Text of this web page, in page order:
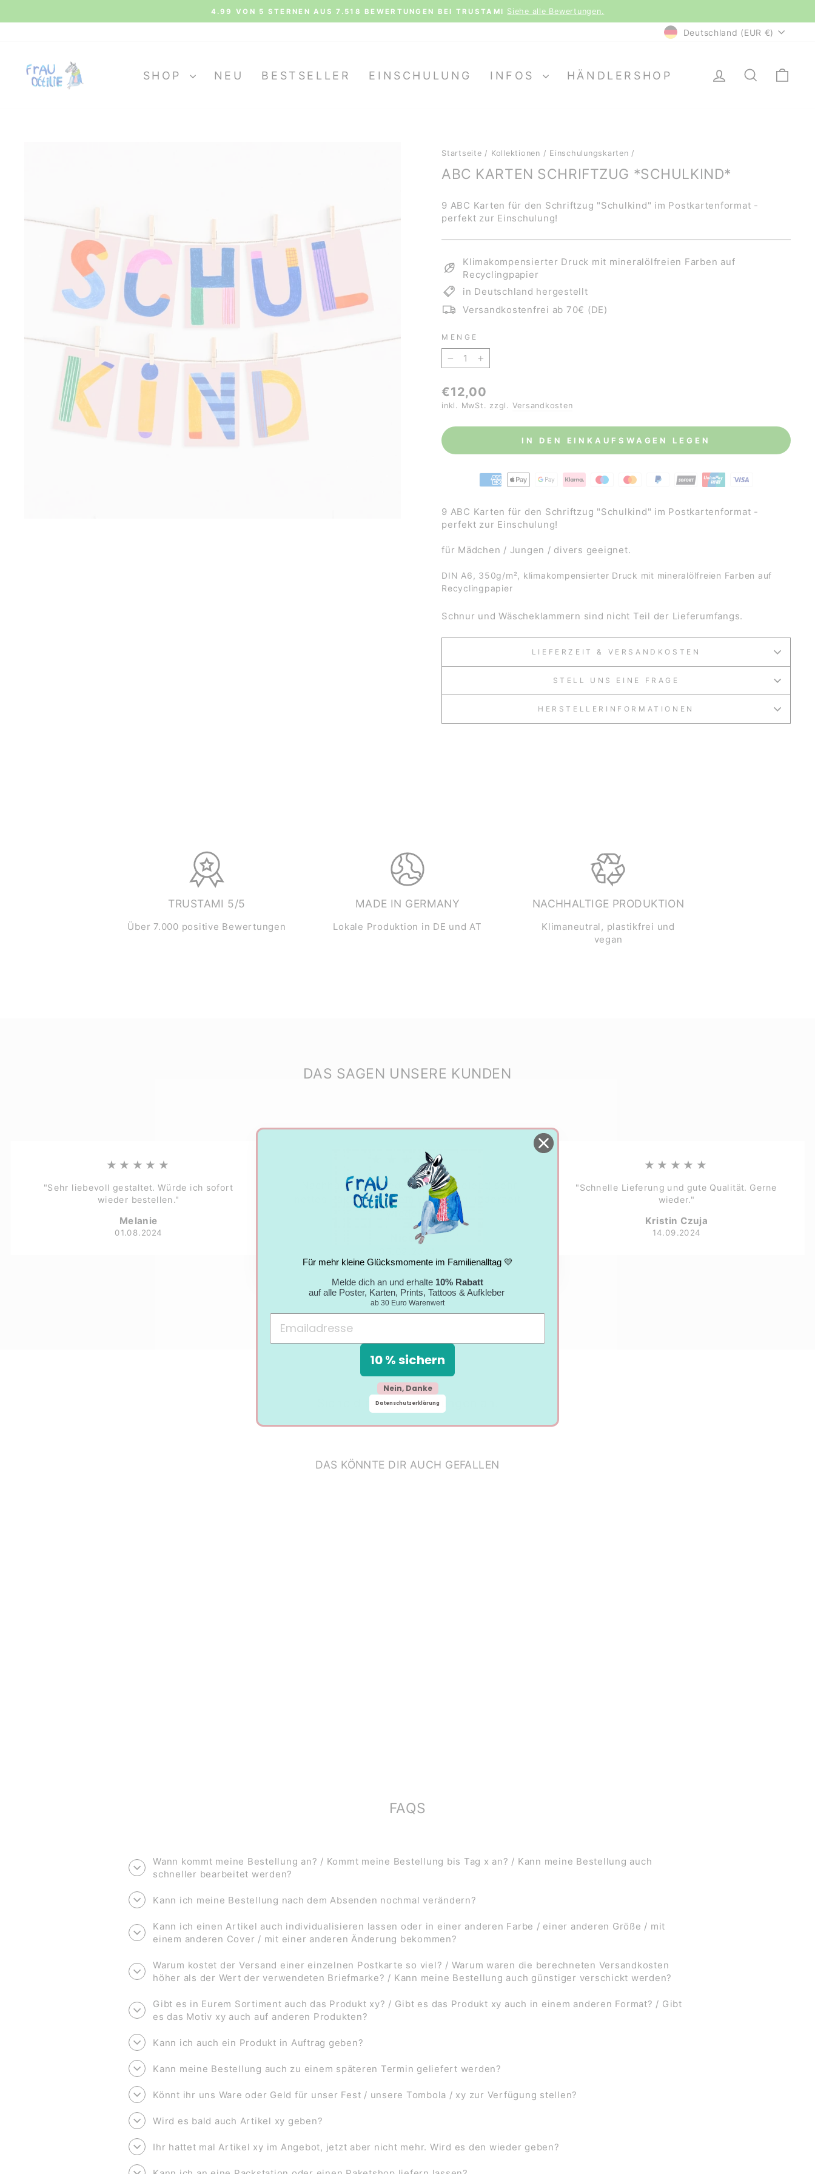
Pause
4.99 VON 5 STERNEN AUS 7.518 BEWERTUNGEN BEI TRUSTAMI Siehe alle Bewertungen.
WÄHRUNG
Deutschland (EUR €)
SHOP NEU BESTSELLER EINSCHULUNG INFOS HÄNDLERSHOP EINLOGGEN
SUCHE
Startseite / Kollektionen / Einschulungskarten /
ABC KARTEN SCHRIFTZUG *SCHULKIND*
9 ABC Karten für den Schriftzug "Schulkind" im Postkartenformat -
perfekt zur Einschulung!
Klimakompensierter Druck mit mineralölfreien Farben auf
Recyclingpapier
in Deutschland hergestellt
Versandkostenfrei ab 70€ (DE)
MENGE
− +
Normaler
Preis
€12,00
inkl. MwSt. zzgl. Versandkosten
IN DEN EINKAUFSWAGEN LEGEN
9 ABC Karten für den Schriftzug "Schulkind" im Postkartenformat -
perfekt zur Einschulung!
für Mädchen / Jungen / divers geeignet.
DIN A6, 350g/m², klimakompensierter Druck mit mineralölfreien Farben auf
Recyclingpapier
Schnur und Wäscheklammern sind nicht Teil der Lieferumfangs.
LIEFERZEIT & VERSANDKOSTEN
STELL UNS EINE FRAGE
HERSTELLERINFORMATIONEN
TRUSTAMI 5/5
Über 7.000 positive Bewertungen
MADE IN GERMANY
Lokale Produktion in DE und AT
NACHHALTIGE PRODUKTION
Klimaneutral, plastikfrei und
vegan
DAS SAGEN UNSERE KUNDEN
★★★★★
"Sehr liebevoll gestaltet. Würde ich sofort
wieder bestellen."
Melanie
01.08.2024
★★★★★
"Nachhaltigkeitsgedanke wird gelebt; sehr
nettes Paket mit tollem Umschlag; jederzeit
wieder."
Nicole
★★★★★
"Schnelle Lieferung und gute Qualität. Gerne
wieder."
Kristin Czuja
14.09.2024
Siehe dir alle Bewertungen an.
DAS KÖNNTE DIR AUCH GEFALLEN
FAQS
Wann kommt meine Bestellung an? / Kommt meine Bestellung bis Tag x an? / Kann meine Bestellung auch
schneller bearbeitet werden?
Kann ich meine Bestellung nach dem Absenden nochmal verändern?
Kann ich einen Artikel auch individualisieren lassen oder in einer anderen Farbe / einer anderen Größe / mit
einem anderen Cover / mit einer anderen Änderung bekommen?
Warum kostet der Versand einer einzelnen Postkarte so viel? / Warum waren die berechneten Versandkosten
höher als der Wert der verwendeten Briefmarke? / Kann meine Bestellung auch günstiger verschickt werden?
Gibt es in Eurem Sortiment auch das Produkt xy? / Gibt es das Produkt xy auch in einem anderen Format? / Gibt
es das Motiv xy auch auf anderen Produkten?
Kann ich auch ein Produkt in Auftrag geben?
Kann meine Bestellung auch zu einem späteren Termin geliefert werden?
Könnt ihr uns Ware oder Geld für unser Fest / unsere Tombola / xy zur Verfügung stellen?
Wird es bald auch Artikel xy geben?
Ihr hattet mal Artikel xy im Angebot, jetzt aber nicht mehr. Wird es den wieder geben?
Für mehr kleine Glücksmomente im Familienalltag 💛
Melde dich an und erhalte 10% Rabatt
auf alle Poster, Karten, Prints, Tattoos & Aufkleber
ab 30 Euro Warenwert
10 % sichern
Nein, Danke
Datenschutzerklärung